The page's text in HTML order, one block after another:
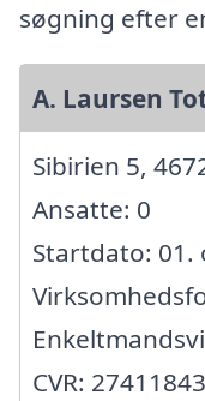
søgning efter
A. Laursen
Sibirien 5,
Ansatte: 0
Startdato: 01.
CVR: 27411843